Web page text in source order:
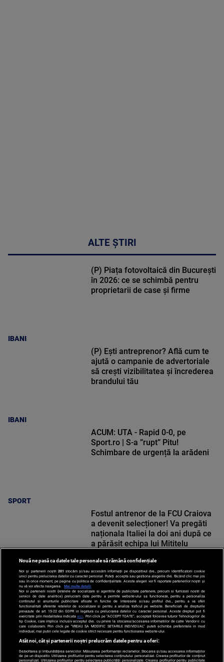
ALTE ȘTIRI
IBANI
(P) Piața fotovoltaică din București
în 2026: ce se schimbă pentru
proprietarii de case și firme
IBANI
(P) Ești antreprenor? Află cum te
ajută o campanie de advertoriale
să crești vizibilitatea și încrederea
brandului tău
SPORT
ACUM: UTA - Rapid 0-0, pe
Sport.ro | S-a ”rupt” Pitu!
Schimbare de urgență la arădeni
SPORT
Fostul antrenor de la FCU Craiova
a devenit selecționer! Va pregăti
naționala Italiei la doi ani după ce
a părăsit echipa lui Mititelu
Nouă ne pasă ca datele tale personale să rămână confidențiale
Noi și partenerii noștri 201 stocăm și/sau accesăm informații pe dispozitivul dvs., precum identificatorii cookie
unici pentru prelucrarea datelor cu caracter personal. Puteți accepta sau gestiona alegerile dvs. făcând clic mai jos
sau în orice moment, pe pagina cu politica de confidențialitate. Aceste alegeri vor fi raportate partenerilor noștri și
nu vă vor afecta navigarea.
Mai multe detalii
Noi si partenerii nostri (retelele de socializare si agentiile de publicitate partenere, precum si furnizorii nostri de
servicii de date analitice) prelucram date pentru a permite website-ului sa functioneze, pentru a personaliza
continutul si anunturile publicitare afisate in functie de interesele si/sau profilul dvs., pentru a va oferi
functionalitati aferente retelelor de socializare si pentru a analiza traficul pe website. Beneficiati de drepturile
prevazute de art. 15-22 din GDPR in legatura cu prelucrarea datelor cu caracter personal. Aceste drepturi pot fi
exercitate prin modalitatea indicataaici . Prin click pe “ACCEPT TOATE”, acceptati folosirea tuturor Tehnologiilor de
tip Cookie, care implica inclusiv acceptul dvs. cu privire la stocarea/accesarea informatiilor de catre Vendor-ii cu
care colaboram. Prin click pe “VREAU SA MODIFIC SETARILE INDIVIDUAL” puteti schimba preferintele in mod
individual, mai putin cele legate de cookie strict necesare pentru functionarea website-ului.
Atât noi, cât și partenerii noștri prelucrăm datele pentru a oferi:
Dezvoltarea și îmbunătățirea serviciilor. Măsurarea performanței reclamelor. Stocarea și/sau accesarea informațiilor
de pe un dispozitiv. Utilizarea profilurilor pentru selectarea conținutului personalizat. Crearea profilurilor de conținut
personalizat. Utilizarea profilurilor pentru selectarea publicității personalizate. Crearea profilurilor pentru publicitate